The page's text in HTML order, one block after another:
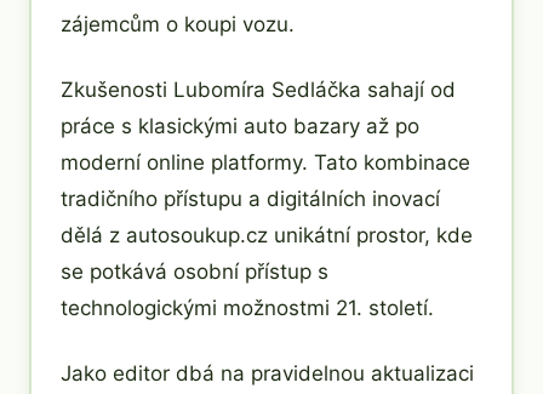
zájemcům o koupi vozu.
Zkušenosti Lubomíra Sedláčka sahají od
práce s klasickými auto bazary až po
moderní online platformy. Tato kombinace
tradičního přístupu a digitálních inovací
dělá z autosoukup.cz unikátní prostor, kde
se potkává osobní přístup s
technologickými možnostmi 21. století.
Jako editor dbá na pravidelnou aktualizaci